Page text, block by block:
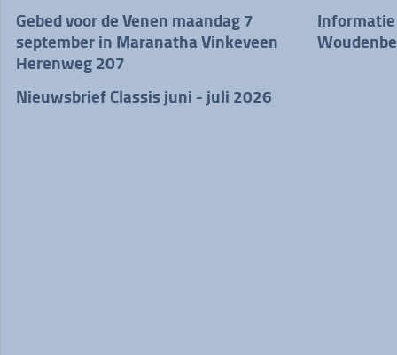
Gebed voor de Venen maandag 7
september in Maranatha Vinkeveen
Herenweg 207
Nieuwsbrief Classis juni - juli 2026